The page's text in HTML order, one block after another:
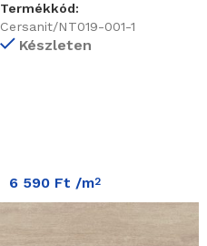
Termékkód:
Cersanit/NT019-001-1
Készleten
6 590 Ft /m2